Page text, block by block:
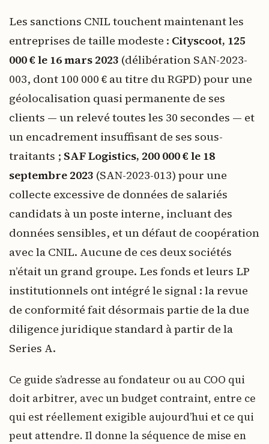
Les sanctions CNIL touchent maintenant les
entreprises de taille modeste : Cityscoot, 125
000 € le 16 mars 2023 (délibération SAN-2023-
003, dont 100 000 € au titre du RGPD) pour une
géolocalisation quasi permanente de ses
clients — un relevé toutes les 30 secondes — et
un encadrement insuffisant de ses sous-
traitants ; SAF Logistics, 200 000 € le 18
septembre 2023 (SAN-2023-013) pour une
collecte excessive de données de salariés
candidats à un poste interne, incluant des
données sensibles, et un défaut de coopération
avec la CNIL. Aucune de ces deux sociétés
n’était un grand groupe. Les fonds et leurs LP
institutionnels ont intégré le signal : la revue
de conformité fait désormais partie de la due
diligence juridique standard à partir de la
Series A.
Ce guide s’adresse au fondateur ou au COO qui
doit arbitrer, avec un budget contraint, entre ce
qui est réellement exigible aujourd’hui et ce qui
peut attendre. Il donne la séquence de mise en